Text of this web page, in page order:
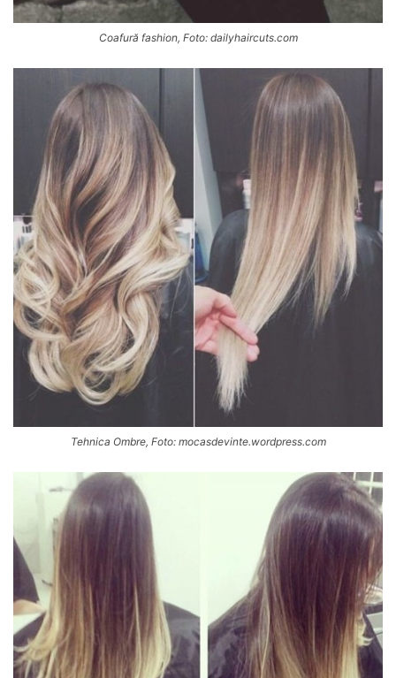
Coafură fashion, Foto: dailyhaircuts.com
Tehnica Ombre, Foto: mocasdevinte.wordpress.com